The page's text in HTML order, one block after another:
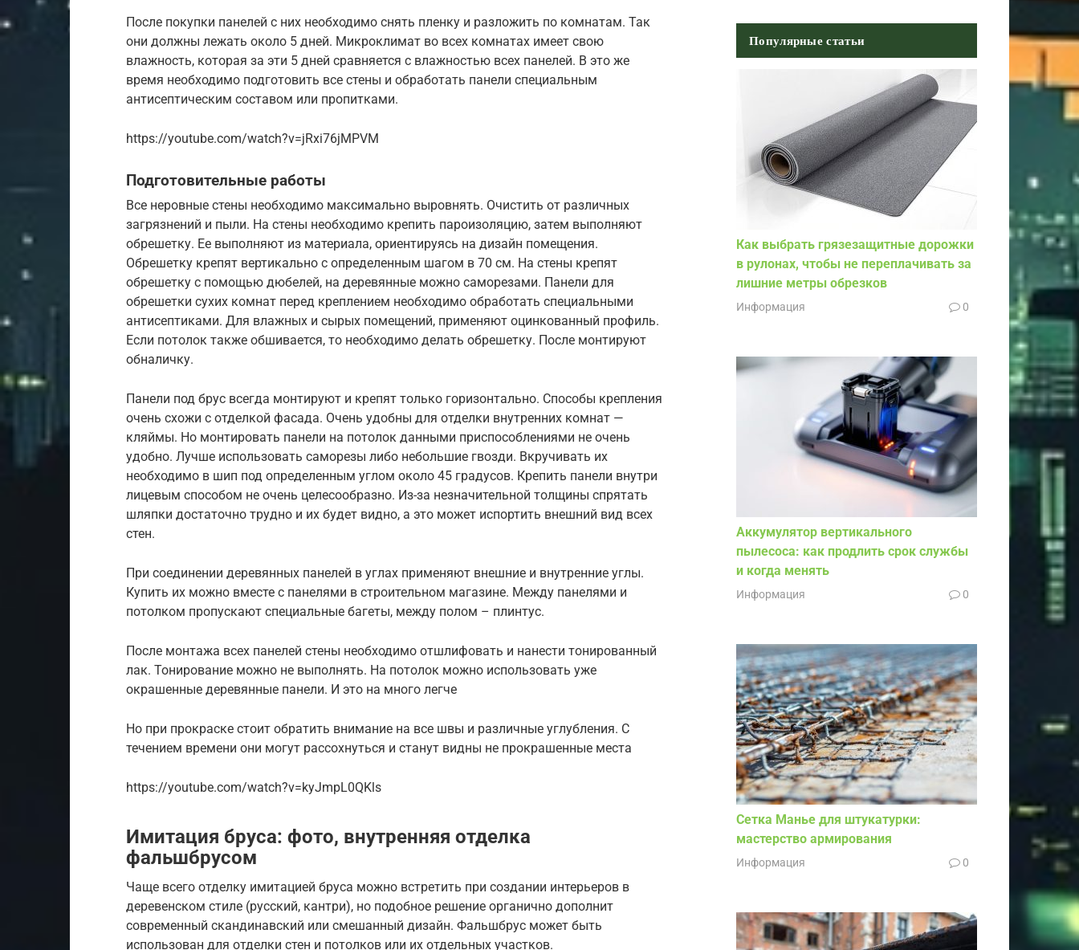
После покупки панелей с них необходимо снять пленку и разложить по комнатам. Так
они должны лежать около 5 дней. Микроклимат во всех комнатах имеет свою
влажность, которая за эти 5 дней сравняется с влажностью всех панелей. В это же
время необходимо подготовить все стены и обработать панели специальным
антисептическим составом или пропитками.
https://youtube.com/watch?v=jRxi76jMPVM
Подготовительные работы
Все неровные стены необходимо максимально выровнять. Очистить от различных
загрязнений и пыли. На стены необходимо крепить пароизоляцию, затем выполняют
обрешетку. Ее выполняют из материала, ориентируясь на дизайн помещения.
Обрешетку крепят вертикально с определенным шагом в 70 см. На стены крепят
обрешетку с помощью дюбелей, на деревянные можно саморезами. Панели для
обрешетки сухих комнат перед креплением необходимо обработать специальными
антисептиками. Для влажных и сырых помещений, применяют оцинкованный профиль.
Если потолок также обшивается, то необходимо делать обрешетку. После монтируют
обналичку.
Панели под брус всегда монтируют и крепят только горизонтально. Способы крепления
очень схожи с отделкой фасада. Очень удобны для отделки внутренних комнат —
кляймы. Но монтировать панели на потолок данными приспособлениями не очень
удобно. Лучше использовать саморезы либо небольшие гвозди. Вкручивать их
необходимо в шип под определенным углом около 45 градусов. Крепить панели внутри
лицевым способом не очень целесообразно. Из-за незначительной толщины спрятать
шляпки достаточно трудно и их будет видно, а это может испортить внешний вид всех
стен.
При соединении деревянных панелей в углах применяют внешние и внутренние углы.
Купить их можно вместе с панелями в строительном магазине. Между панелями и
потолком пропускают специальные багеты, между полом – плинтус.
После монтажа всех панелей стены необходимо отшлифовать и нанести тонированный
лак. Тонирование можно не выполнять. На потолок можно использовать уже
окрашенные деревянные панели. И это на много легче
Но при прокраске стоит обратить внимание на все швы и различные углубления. С
течением времени они могут рассохнуться и станут видны не прокрашенные места
https://youtube.com/watch?v=kyJmpL0QKls
Имитация бруса: фото, внутренняя отделка
фальшбрусом
Чаще всего отделку имитацией бруса можно встретить при создании интерьеров в
деревенском стиле (русский, кантри), но подобное решение органично дополнит
современный скандинавский или смешанный дизайн. Фальшбрус может быть
использован для отделки стен и потолков или их отдельных участков.
Популярные статьи
Как выбрать грязезащитные дорожки
в рулонах, чтобы не переплачивать за
лишние метры обрезков
Информация 0
Аккумулятор вертикального
пылесоса: как продлить срок службы
и когда менять
Информация 0
Сетка Манье для штукатурки:
мастерство армирования
Информация 0